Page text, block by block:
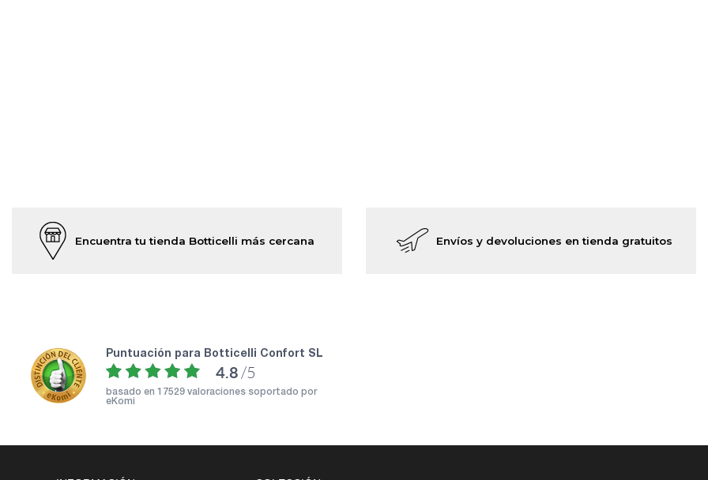
Encuentra tu tienda Botticelli más cercana Envíos y devoluciones en tienda gratuitos
puntuación para Botticelli Confort SL
4.8 /5
basado en 17529 valoraciones soportado por
eKomi